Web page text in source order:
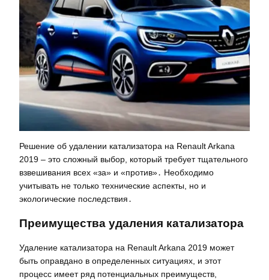
Решение об удалении катализатора на Renault Arkana
2019 – это сложный выбор, который требует тщательного
взвешивания всех «за» и «против»․ Необходимо
учитывать не только технические аспекты, но и
экологические последствия․
Преимущества удаления катализатора
Удаление катализатора на Renault Arkana 2019 может
быть оправдано в определенных ситуациях, и этот
процесс имеет ряд потенциальных преимуществ,